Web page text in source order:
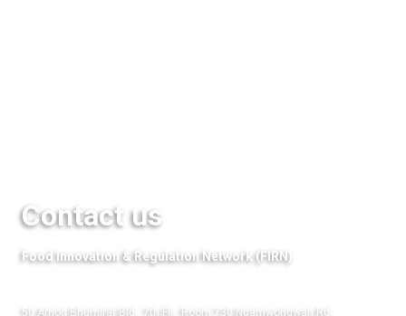
Contact us
Food Innovation & Regulation Network (FIRN)
50 Amon Bhumirat Bld., 7th Flr., Room 730 Ngamwongwan Rd.,